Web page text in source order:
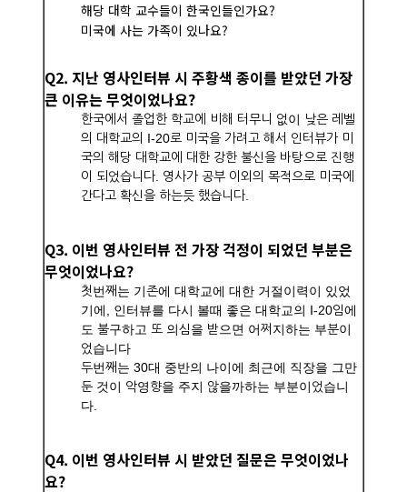
해당 대학 교수들이 한국인들인가요?
미국에 사는 가족이 있나요?
Q2. 지난 영사인터뷰 시 주황색 종이를 받았던 가장
큰 이유는 무엇이었나요?
한국에서 졸업한 학교에 비해 터무니 없이 낮은 레벨
의 대학교의 I-20로 미국을 가려고 해서 인터뷰가 미
국의 해당 대학교에 대한 강한 불신을 바탕으로 진행
이 되었습니다. 영사가 공부 이외의 목적으로 미국에
간다고 확신을 하는듯 했습니다.
Q3. 이번 영사인터뷰 전 가장 걱정이 되었던 부분은
무엇이었나요?
첫번째는 기존에 대학교에 대한 거절이력이 있었
기에, 인터뷰를 다시 볼때 좋은 대학교의 I-20임에
도 불구하고 또 의심을 받으면 어쩌지하는 부분이
었습니다
두번째는 30대 중반의 나이에 최근에 직장을 그만
둔 것이 악영향을 주지 않을까하는 부분이었습니
다.
Q4. 이번 영사인터뷰 시 받았던 질문은 무엇이었나
요?